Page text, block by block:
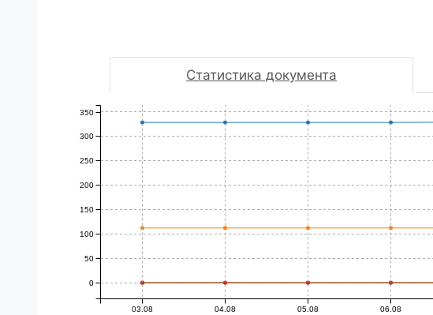
Статистика документа
03.08 04.08 05.08 06.08
0
50
100
150
200
250
300
350